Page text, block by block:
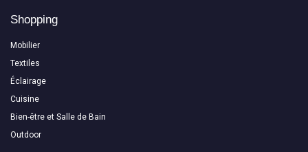
Shopping
Mobilier
Textiles
Éclairage
Cuisine
Bien-être et Salle de Bain
Outdoor